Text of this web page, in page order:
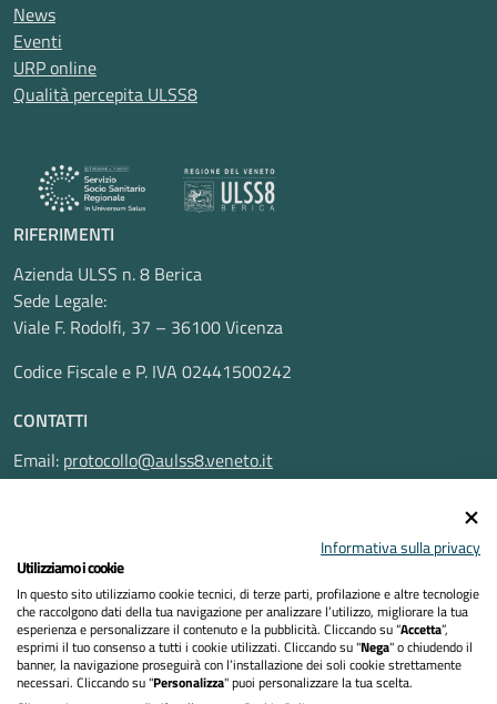
News
Eventi
URP online
Qualità percepita ULSS8
RIFERIMENTI
Azienda ULSS n. 8 Berica
Sede Legale:
Viale F. Rodolfi, 37 – 36100 Vicenza
Codice Fiscale e P. IVA 02441500242
CONTATTI
Email: protocollo@aulss8.veneto.it
Pec:protocollo.aulss8@pecveneto.it
Privacy Policy
Dichiarazione di accessibilità
Informativa sulla privacy
Utilizziamo i cookie
In questo sito utilizziamo cookie tecnici, di terze parti, profilazione e altre tecnologie
che raccolgono dati della tua navigazione per analizzare l’utilizzo, migliorare la tua
esperienza e personalizzare il contenuto e la pubblicità. Cliccando su “Accetta”,
esprimi il tuo consenso a tutti i cookie utilizzati. Cliccando su "Nega" o chiudendo il
banner, la navigazione proseguirà con l’installazione dei soli cookie strettamente
necessari. Cliccando su "Personalizza" puoi personalizzare la tua scelta.